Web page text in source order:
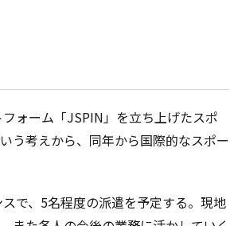
ォーム「JSPIN」を立ち上げたスポ
う考えから、同年から国際的なスポー
で、5名程度の派遣を予定する。現地